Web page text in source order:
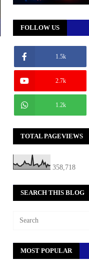
FOLLOW US
1.5k
2.7k
1.2k
TOTAL PAGEVIEWS
358,718
SEARCH THIS BLOG
MOST POPULAR